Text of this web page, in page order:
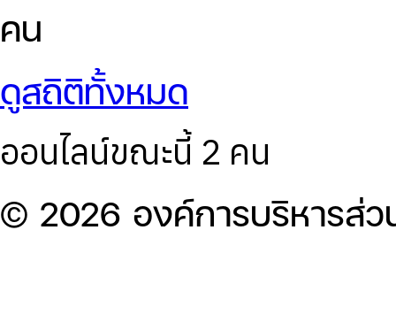
คน
ดูสถิติทั้งหมด
ออนไลน์ขณะนี้ 2 คน
© 2026 องค์การบริหารส่ว